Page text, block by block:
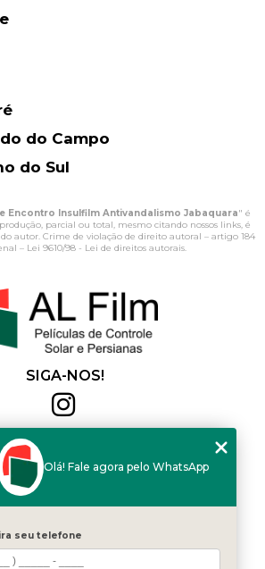
do Campo
do Sul
Encontro Insulfilm Antivandalismo Jabaquara" é
parcial ou total, mesmo citando nossos links, é
autor. Crime de violação de direito autoral – artigo 184
– Lei 9610/98 - Lei de direitos autorais.
SIGA-NOS!
(11) 2564-4684
(11) 94168-2041
MENU
HOME
Olá! Fale agora pelo WhatsApp
seu telefone